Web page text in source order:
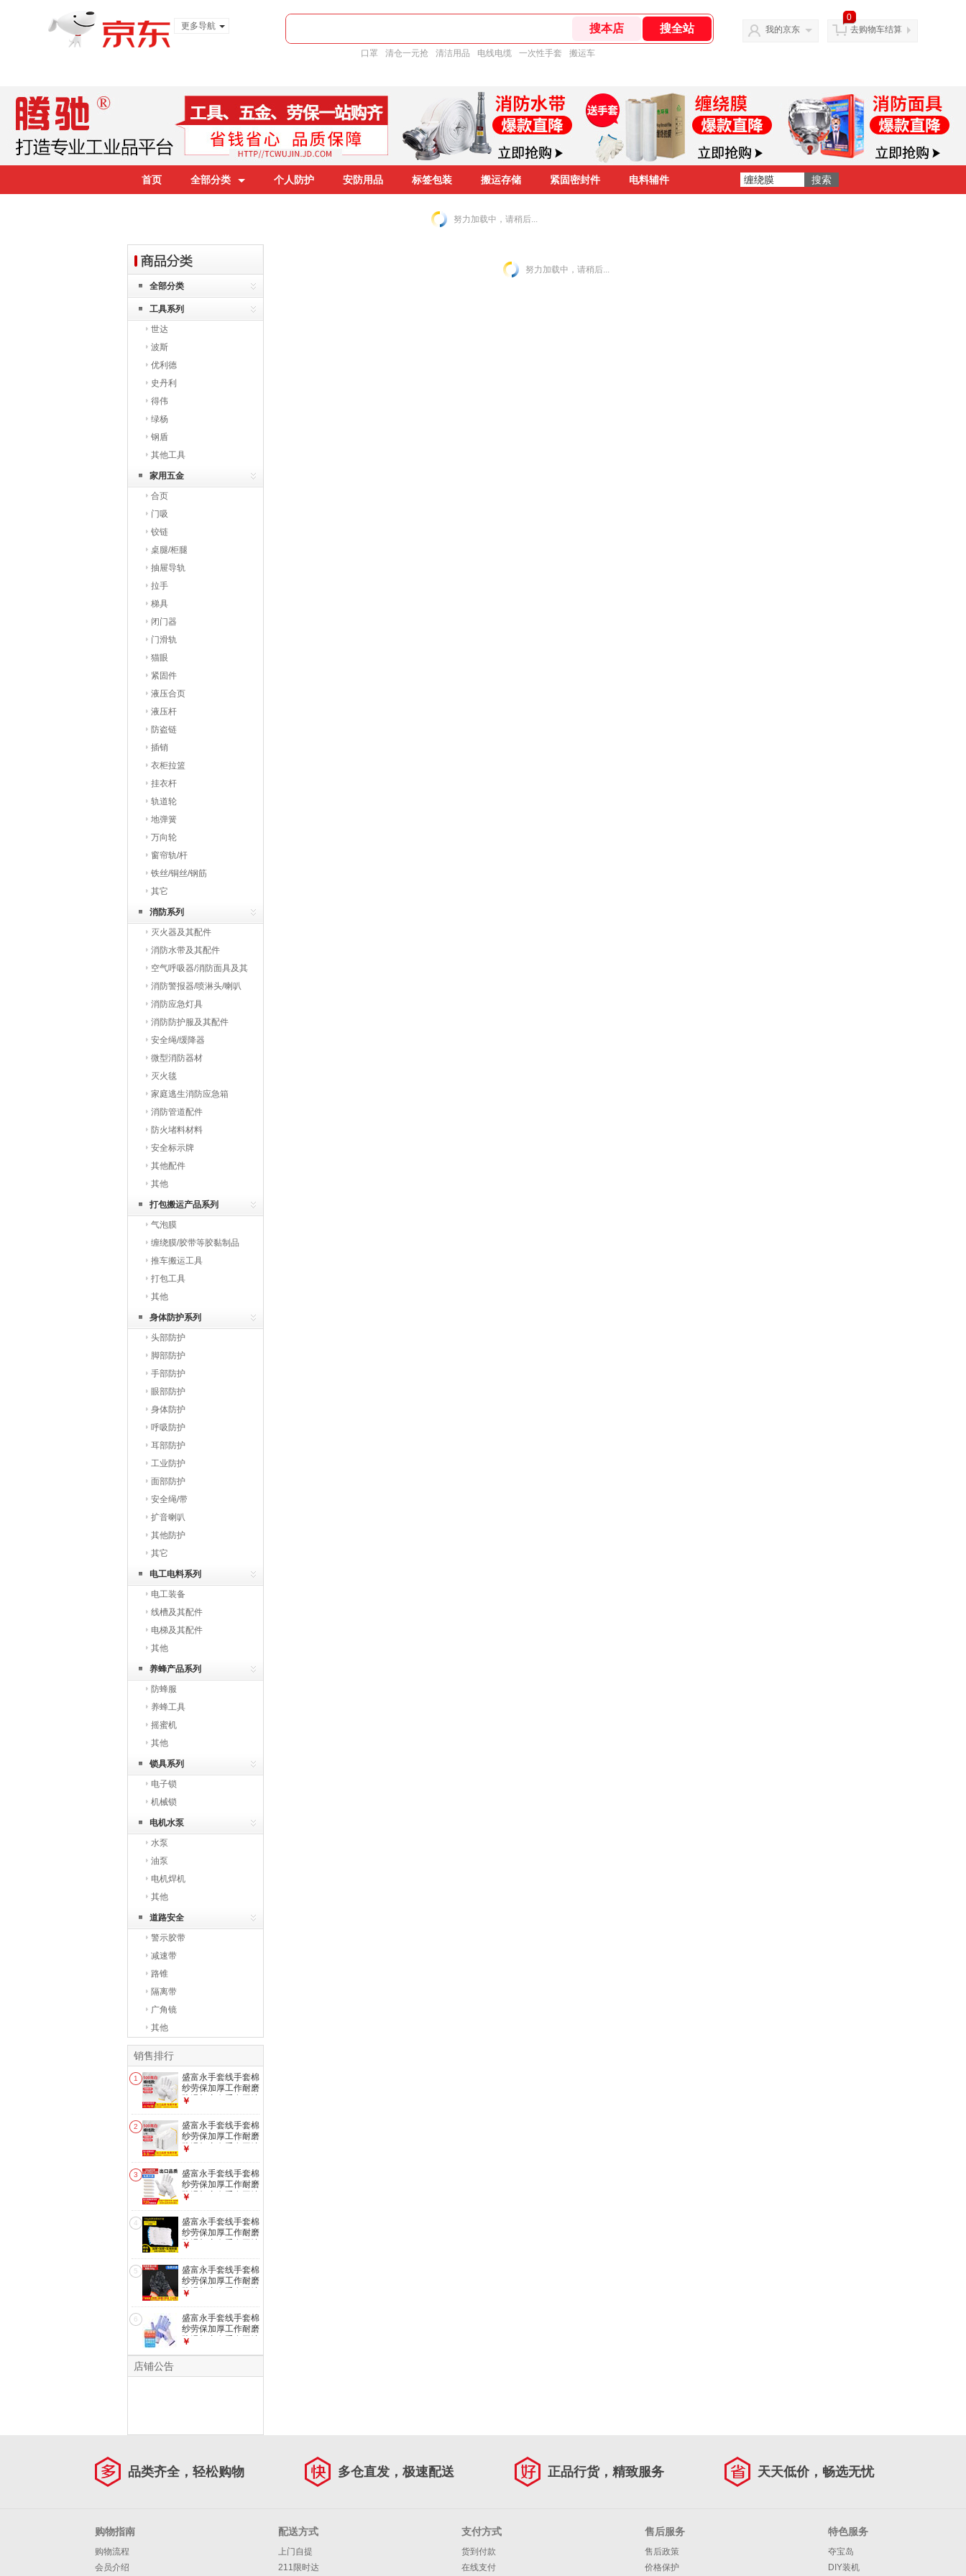
更多导航
口罩 清仓一元抢 清洁用品 电线电缆 一次性手套 搬运车
我的京东
0
去购物车结算
首页 全部分类 个人防护 安防用品 标签包装 搬运存储 紧固密封件 电料辅件
努力加载中，请稍后...
全部分类
工具系列
世达
波斯
优利德
史丹利
得伟
绿杨
钢盾
其他工具
家用五金
合页
门吸
铰链
桌腿/柜腿
抽屉导轨
拉手
梯具
闭门器
门滑轨
猫眼
紧固件
液压合页
液压杆
防盗链
插销
衣柜拉篮
挂衣杆
轨道轮
地弹簧
万向轮
窗帘轨/杆
铁丝/铜丝/钢筋
其它
消防系列
灭火器及其配件
消防水带及其配件
空气呼吸器/消防面具及其
配件
消防警报器/喷淋头/喇叭
消防应急灯具
消防防护服及其配件
安全绳/缓降器
微型消防器材
灭火毯
家庭逃生消防应急箱
消防管道配件
防火堵料材料
安全标示牌
其他配件
其他
打包搬运产品系列
气泡膜
缠绕膜/胶带等胶黏制品
推车搬运工具
打包工具
其他
身体防护系列
头部防护
脚部防护
手部防护
眼部防护
身体防护
呼吸防护
耳部防护
工业防护
面部防护
安全绳/带
扩音喇叭
其他防护
其它
电工电料系列
电工装备
线槽及其配件
电梯及其配件
其他
养蜂产品系列
防蜂服
养蜂工具
摇蜜机
其他
锁具系列
电子锁
机械锁
电机水泵
水泵
油泵
电机焊机
其他
道路安全
警示胶带
减速带
路锥
隔离带
广角镜
其他
销售排行
1
盛富永手套线手套棉
纱劳保加厚工作耐磨
防滑加密白手套工地
发 【两包划算】
（500g棉线）24双
￥
2
盛富永手套线手套棉
纱劳保加厚工作耐磨
防滑加密白手套工地
发 【单包钜惠】
（500g棉线）12双
￥
3
盛富永手套线手套棉
纱劳保加厚工作耐磨
防滑加密白手套工地
发 【出口品质 大客
户专享】（500gA级
棉）720双
￥
4
盛富永手套线手套棉
纱劳保加厚工作耐磨
防滑加密白手套工地
发 【白手套】
（700g加厚加密）
12双
￥
5
盛富永手套线手套棉
纱劳保加厚工作耐磨
防滑加密白手套工地
发 【耐脏花线手
套】（350g常规）
12双
￥
6
盛富永手套线手套棉
纱劳保加厚工作耐磨
防滑加密白手套工地
￥
店铺公告
努力加载中，请稍后...
品类齐全，轻松购物 多仓直发，极速配送 正品行货，精致服务 天天低价，畅选无忧
购物指南
购物流程
会员介绍
配送方式
上门自提
211限时达
支付方式
货到付款
在线支付
售后服务
售后政策
价格保护
特色服务
夺宝岛
DIY装机